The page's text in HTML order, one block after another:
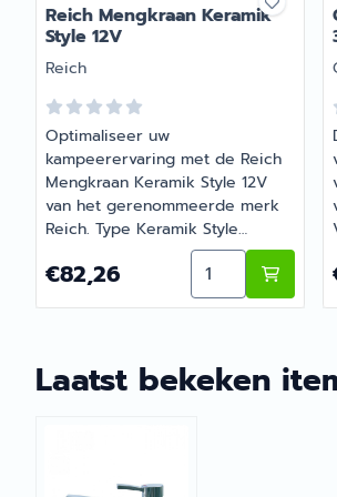
Reich Mengkraan Keramik
Style 12V
Merk:
Reich
Optimaliseer uw
kampeerervaring met de Reich
Mengkraan Keramik Style 12V
van het gerenommeerde merk
Reich. Type Keramik Style
hoogglanzend. Mengkraan met
draai- en zwenkbare uitloop en
microschakelaar. Kunststof
slangaansluiting 11mm.
Doorvoergat 33mm. Inbouw
caravan- en camperaccessoires.
Prijs: 82,26
€82,26 Aantal kiezen
Laatst bekeken